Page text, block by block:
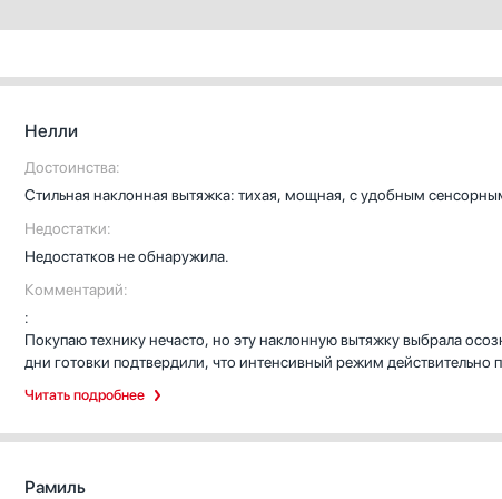
Читать подробнее
Нелли
Достоинства:
Стильная наклонная вытяжка: тихая, мощная, с удобным
Недостатки:
Недостатков не обнаружила.
Комментарий:
:
Покупаю технику нечасто, но эту наклонную вытяжку выбрала
дни готовки подтвердили, что интенсивный режим действительно
выручает, если надо быстро переключить скорость, а боковые
Рамиль